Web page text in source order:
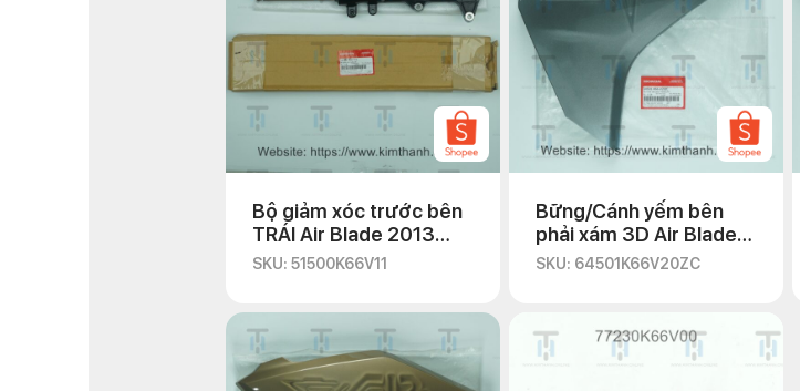
Bộ giảm xóc trước bên
TRÁI Air Blade 2013
màu đen
SKU: 51500K66V11
Bững/Cánh yếm bên
phải xám 3D Air Blade
2016
SKU: 64501K66V20ZC